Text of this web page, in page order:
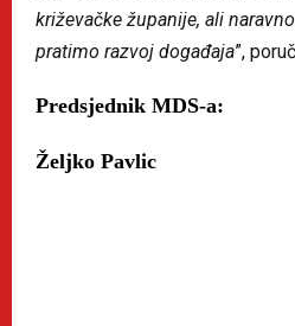
križevačke županije, ali
pratimo razvoj događaja”,
Predsjednik MDS-a:
Željko Pavlic